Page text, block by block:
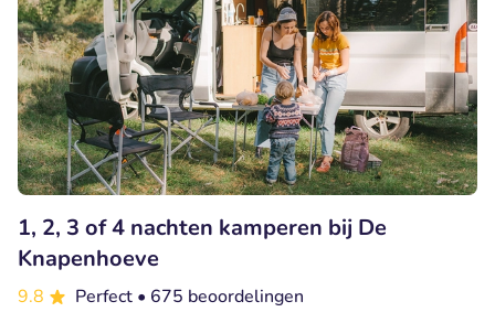
1, 2, 3 of 4 nachten kamperen bij De
Knapenhoeve
9.8 Perfect • 675 beoordelingen